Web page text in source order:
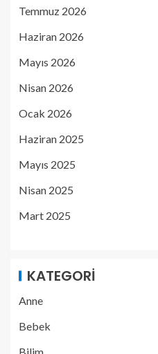
Temmuz 2026
Haziran 2026
Mayıs 2026
Nisan 2026
Ocak 2026
Haziran 2025
Mayıs 2025
Nisan 2025
Mart 2025
KATEGORI
Anne
Bebek